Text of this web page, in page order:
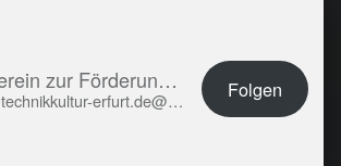
Verein zur Förderung von Technikkultur in Erfurt e.V.
@technikkultur-erfurt.de@technikkultur-erfurt.de Folgen